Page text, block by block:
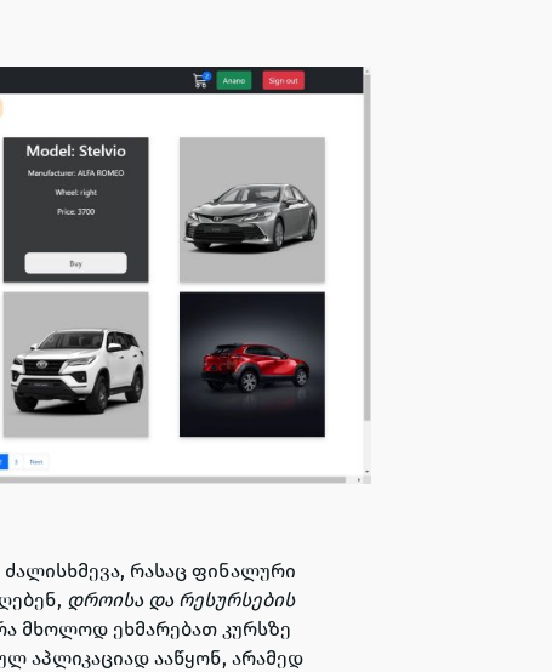
რასაც ფინალური
დროისა და რესურსების
მხოლოდ ეხმარებათ კურსზე
აპლიკაციად ააწყონ, არამედ